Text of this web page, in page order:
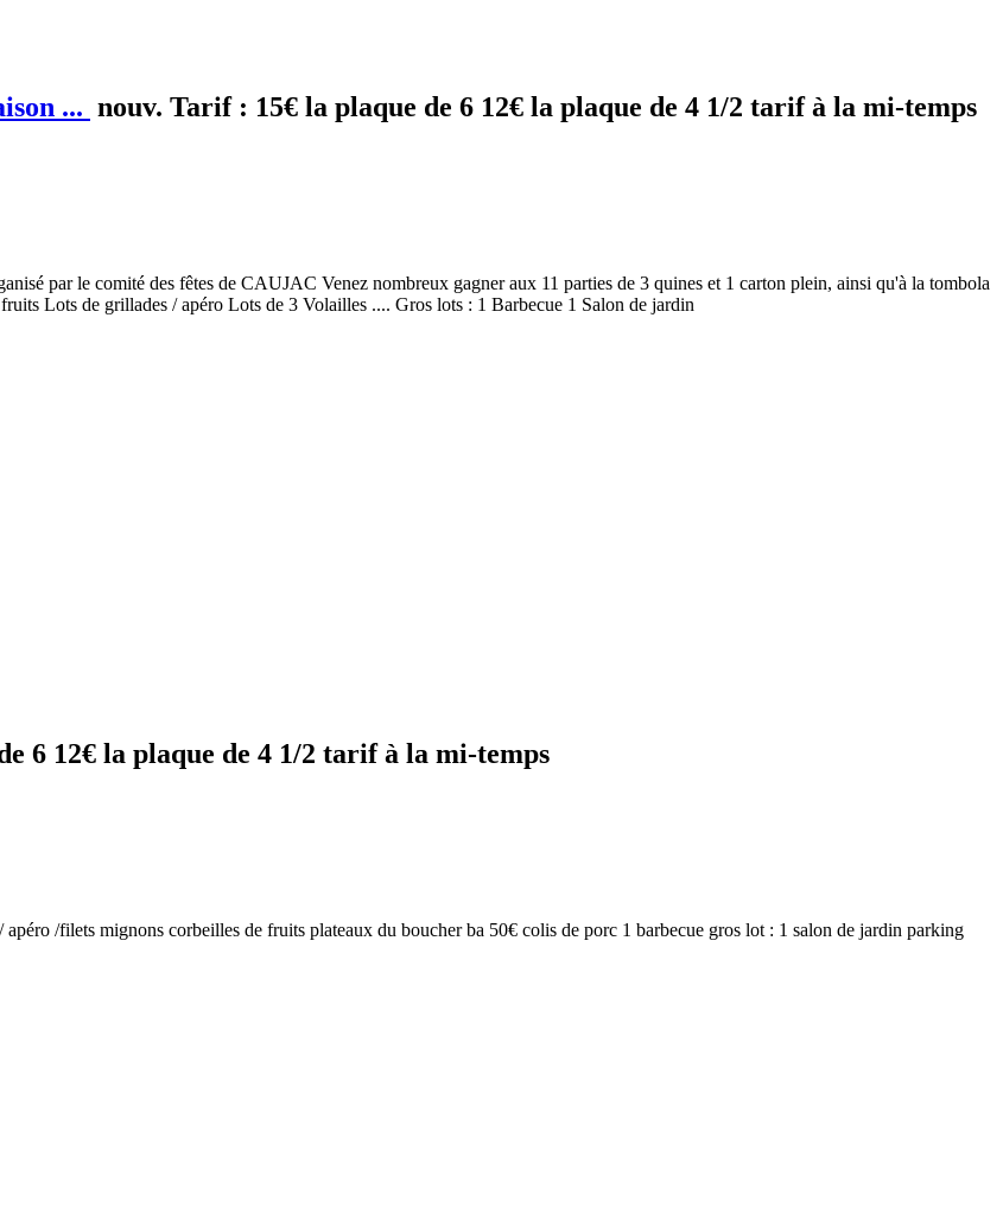
... nouv. Tarif : 15€ la plaque de 6 12€ la plaque de 4 1/2 tarif à la mi-temps
par le comité des fêtes de CAUJAC Venez nombreux gagner aux 11 parties de 3 quines et 1 carton plein, ainsi qu'à la tombola
Lots de grillades / apéro Lots de 3 Volailles .... Gros lots : 1 Barbecue 1 Salon de jardin
6 12€ la plaque de 4 1/2 tarif à la mi-temps
/filets mignons corbeilles de fruits plateaux du boucher ba 50€ colis de porc 1 barbecue gros lot : 1 salon de jardin parking